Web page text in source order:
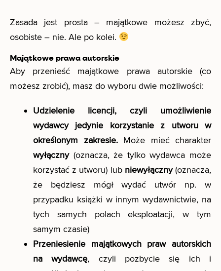
Zasada jest prosta – majątkowe możesz zbyć,
osobiste – nie. Ale po kolei.
Majątkowe prawa autorskie
Aby przenieść majątkowe prawa autorskie (co
możesz zrobić), masz do wyboru dwie możliwości:
Udzielenie licencji, czyli umożliwienie
wydawcy jedynie korzystanie z utworu w
określonym zakresie.Może mieć charakter
wyłączny(oznacza, że tylko wydawca może
korzystać z utworu) lub niewyłączny(oznacza,
że będziesz mógł wydać utwór np. w
przypadku książki w innym wydawnictwie, na
tych samych polach eksploatacji, w tym
samym czasie)
Przeniesienie majątkowych praw autorskich
na wydawcę, czyli pozbycie się ich i